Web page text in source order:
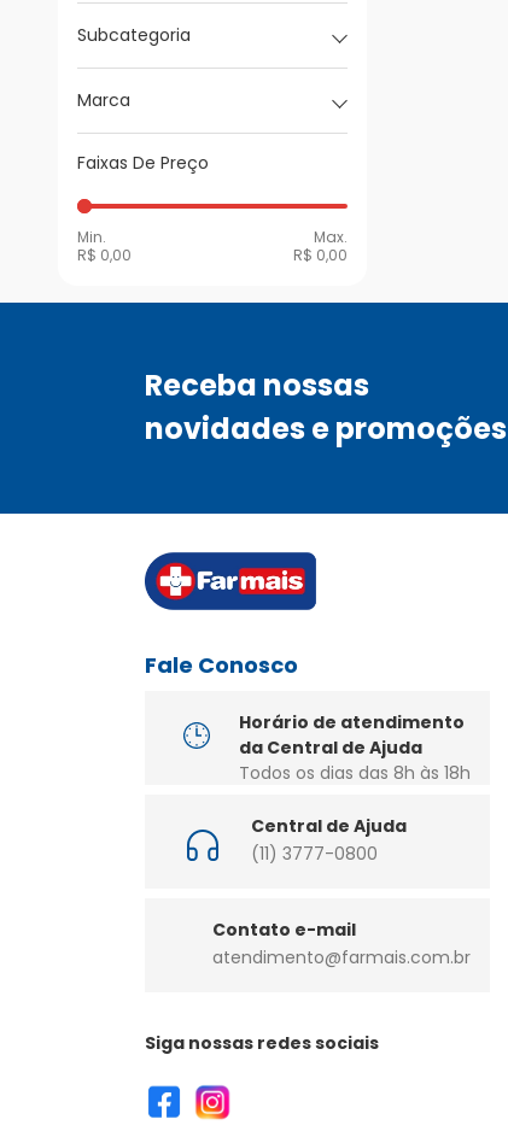
Subcategoria
Marca
Faixas De Preço
Min.
R$ 0,00
Max.
R$ 0,00
Receba nossas
novidades e promoções
Fale Conosco
Horário de atendimento
da Central de Ajuda
Todos os dias das 8h às 18h
Central de Ajuda
(11) 3777-0800
Contato e-mail
atendimento@farmais.com.br
Siga nossas redes sociais